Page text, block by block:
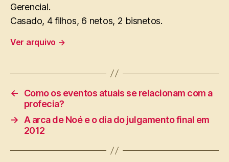
Gerencial.
Casado, 4 filhos, 6 netos, 2 bisnetos.
Ver arquivo →
←
Como os eventos atuais se relacionam com a
profecia?
→
A arca de Noé e o dia do julgamento final em
2012